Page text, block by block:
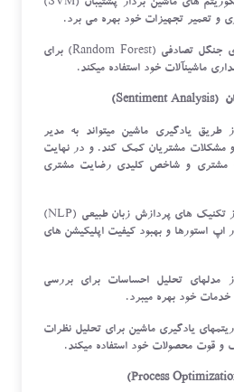
و تعمیر تجهیزات خود بهره می برد.
یک شرکت تولیدی از مدلهای جنگل تصادفی (Random Forest) برای
ماشینآلات خود استفاده میکند.
طریق یادگیری ماشین میتواند به مدیر
و مشکلات مشتریان کمک کند. و در نهایت
مشتری و شاخص کلیدی رضایت مشتری
یک شرکت تولید اپلیکیشن از تکنیک های پردازش زبان طبیعی (NLP)
اپ استورها و بهبود کیفیت اپلیکیشن های
تحلیل احساسات برای بررسی
خدمات خود بهره میبرد.
یادگیری ماشین برای تحلیل نظرات
و قوت محصولات خود استفاده میکند.